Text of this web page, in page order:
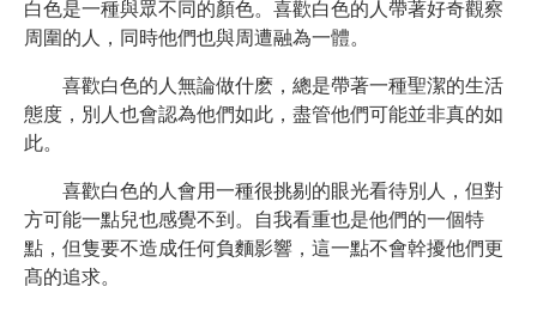
白色是一種與眾不同的顏色。喜歡白色的人帶著好奇觀察
周圍的人，同時他們也與周遭融為一體。
喜歡白色的人無論做什麽，總是帶著一種聖潔的生活
態度，別人也會認為他們如此，盡管他們可能並非真的如
此。
喜歡白色的人會用一種很挑剔的眼光看待別人，但對
方可能一點兒也感覺不到。自我看重也是他們的一個特
點，但隻要不造成任何負麵影響，這一點不會幹擾他們更
髙的追求。